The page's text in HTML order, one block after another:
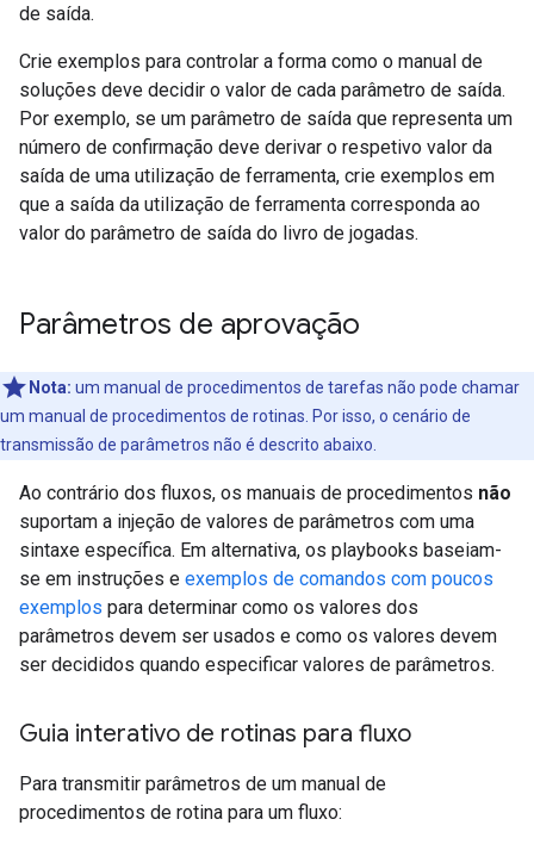
de saída.
Crie exemplos para controlar a forma como o manual de
soluções deve decidir o valor de cada parâmetro de saída.
Por exemplo, se um parâmetro de saída que representa um
número de confirmação deve derivar o respetivo valor da
saída de uma utilização de ferramenta, crie exemplos em
que a saída da utilização de ferramenta corresponda ao
valor do parâmetro de saída do livro de jogadas.
Parâmetros de aprovação
Nota: um manual de procedimentos de tarefas não pode chamar
um manual de procedimentos de rotinas. Por isso, o cenário de
transmissão de parâmetros não é descrito abaixo.
Ao contrário dos fluxos, os manuais de procedimentos não
suportam a injeção de valores de parâmetros com uma
sintaxe específica. Em alternativa, os playbooks baseiam-
se em instruções e exemplos de comandos com poucos
exemplos para determinar como os valores dos
parâmetros devem ser usados e como os valores devem
ser decididos quando especificar valores de parâmetros.
Guia interativo de rotinas para fluxo
Para transmitir parâmetros de um manual de
procedimentos de rotina para um fluxo: